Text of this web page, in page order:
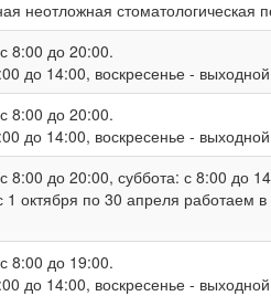
неотложная
8:00 до 20:00.
до 14:00, воскресенье -
8:00 до 20:00.
до 14:00, воскресенье -
8:00 до 20:00, суббота: с 8:00 до
1 октября по 30 апреля работаем
8:00 до 19:00.
до 14:00, воскресенье -